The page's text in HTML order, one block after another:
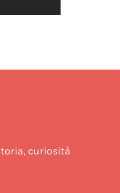
curiosità